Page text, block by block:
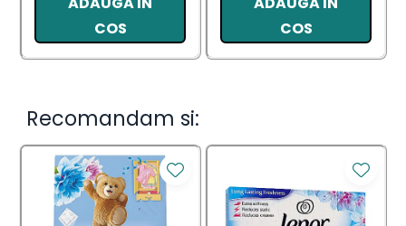
COS
COS
Recomandam si: